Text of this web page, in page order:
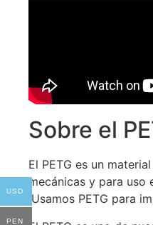
Sobre el
El PETG es un
mecánicas y para uso
¡Usamos PETG para
USD
PEN